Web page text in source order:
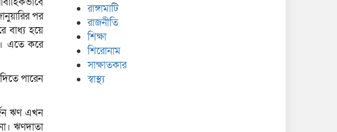
পর
বাধ্য হয়ে
এতে করে
পারেন
ঋণ এখন
ঋণদাতা
রাঙ্গামাটি
রাজনীতি
শিক্ষা
শিরোনাম
সাক্ষাতকার
স্বাস্থ্য